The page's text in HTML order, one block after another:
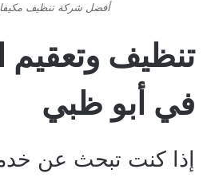
أفضل شركة تنظيف
تنظيف وتعقيم
في أبو ظبي
إذا كنت تبحث عن